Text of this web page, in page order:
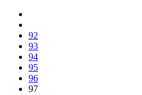
92
93
94
95
96
97